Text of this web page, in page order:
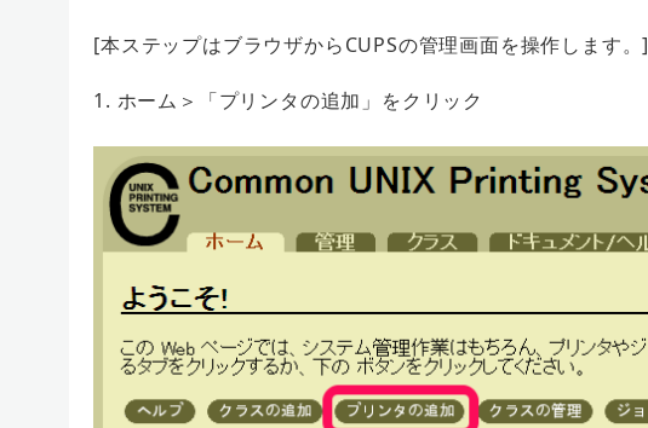
[本ステップはブラウザからCUPSの管理画面を操作します。]
1. ホーム＞「プリンタの追加」をクリック